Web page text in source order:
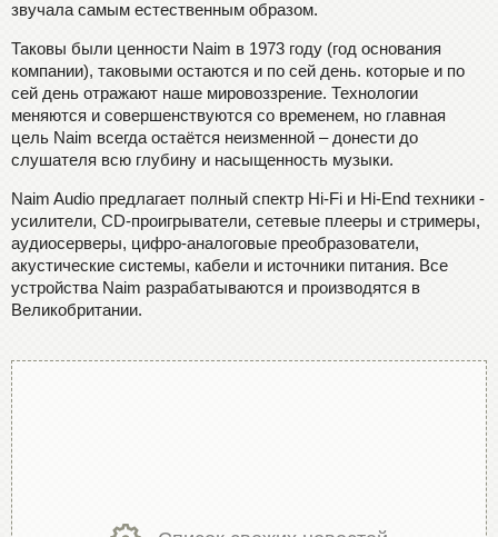
звучала самым естественным образом.
Таковы были ценности Naim в 1973 году (год основания
компании), таковыми остаются и по сей день. которые и по
сей день отражают наше мировоззрение. Технологии
меняются и совершенствуются со временем, но главная
цель Naim всегда остаётся неизменной – донести до
слушателя всю глубину и насыщенность музыки.
Naim Audio предлагает полный спектр Hi-Fi и Hi-End техники -
усилители, CD-проигрыватели, сетевые плееры и стримеры,
аудиосерверы, цифро-аналоговые преобразователи,
акустические системы, кабели и источники питания. Все
устройства Naim разрабатываются и производятся в
Великобритании.